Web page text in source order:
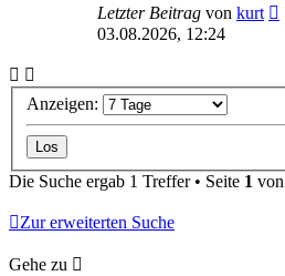
Letzter Beitrag von kurt
03.08.2026, 12:24
Anzeigen:
Die Suche ergab 1 Treffer • Seite 1 von
Zur erweiterten Suche
Gehe zu